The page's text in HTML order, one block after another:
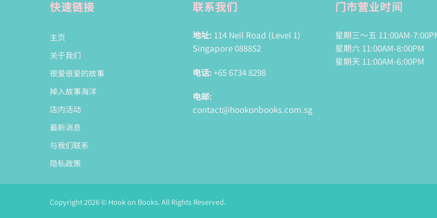
快速链接
主页
关于我们
很爱很爱的故事
掉入故事海洋
店内活动
最新消息
与我们联系
隐私政策
联系我们
地址: 114 Neil Road (Level 1)
Singapore 088852
电话: +65 6734 8298
电邮:
contact@hookonbooks.com.sg
门市营业时间
星期三～五 11:00AM-
星期六 11:00AM-8:00PM
星期天 11:00AM-6:00PM
Copyright 2026 © Hook on Books. All Rights Reserved.